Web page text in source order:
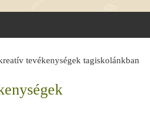
tevékenységek tagiskolánkban